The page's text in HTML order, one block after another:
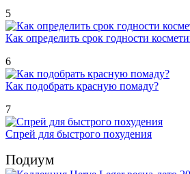
5
Как определить срок годности
6
Как подобрать красную помаду?
7
Спрей для быстрого похудения
Подиум